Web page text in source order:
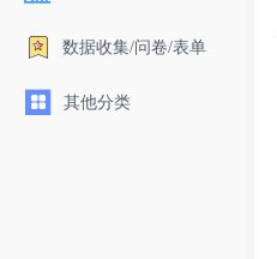
数据收集/问卷/表单
其他分类